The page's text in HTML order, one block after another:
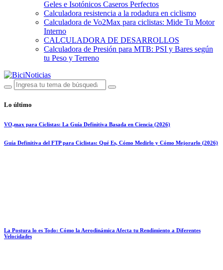
Geles e Isotónicos Caseros Perfectos
Calculadora resistencia a la rodadura en ciclismo
Calculadora de Vo2Max para ciclistas: Mide Tu Motor
Interno
CALCULADORA DE DESARROLLOS
Calculadora de Presión para MTB: PSI y Bares según
tu Peso y Terreno
Lo último
VO₂max para Ciclistas: La Guía Definitiva Basada en Ciencia (2026)
Guía Definitiva del FTP para Ciclistas: Qué Es, Cómo Medirlo y Cómo Mejorarlo (2026)
La Postura lo es Todo: Cómo la Aerodinámica Afecta tu Rendimiento a Diferentes
Velocidades